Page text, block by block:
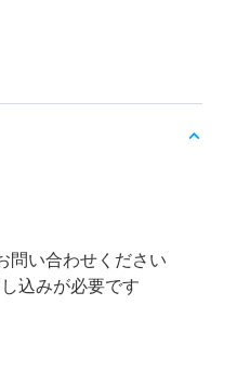
問い合わせください
込みが必要です